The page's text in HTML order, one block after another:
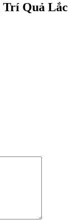
Quả Lắc